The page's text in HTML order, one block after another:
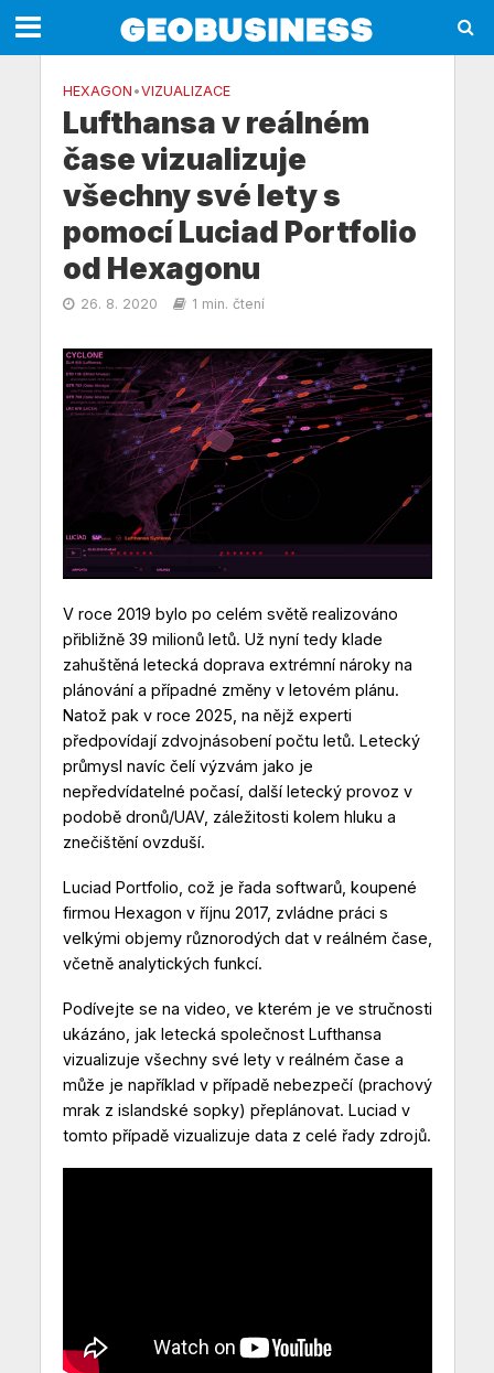
HEXAGON •VIZUALIZACE
Lufthansa v reálném
čase vizualizuje
všechny své lety s
pomocí Luciad Portfolio
od Hexagonu
26. 8. 2020 1 min. čtení
V roce 2019 bylo po celém světě realizováno
přibližně 39 milionů letů. Už nyní tedy klade
zahuštěná letecká doprava extrémní nároky na
plánování a případné změny v letovém plánu.
Natož pak v roce 2025, na nějž experti
předpovídají zdvojnásobení počtu letů. Letecký
průmysl navíc čelí výzvám jako je
nepředvídatelné počasí, další letecký provoz v
podobě dronů/UAV, záležitosti kolem hluku a
znečištění ovzduší.
Luciad Portfolio, což je řada softwarů, koupené
firmou Hexagon v říjnu 2017, zvládne práci s
velkými objemy různorodých dat v reálném čase,
včetně analytických funkcí.
Podívejte se na video, ve kterém je ve stručnosti
ukázáno, jak letecká společnost Lufthansa
vizualizuje všechny své lety v reálném čase a
může je například v případě nebezpečí (prachový
mrak z islandské sopky) přeplánovat. Luciad v
tomto případě vizualizuje data z celé řady zdrojů.